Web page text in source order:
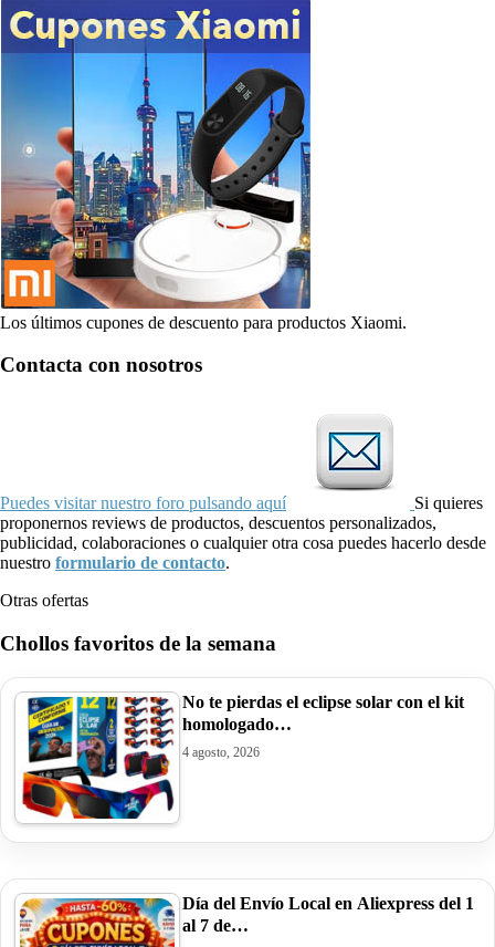
Los últimos cupones de descuento para productos Xiaomi.
Contacta con nosotros
Puedes visitar nuestro foro pulsando aquí
Si quieres
proponernos reviews de productos, descuentos personalizados,
publicidad, colaboraciones o cualquier otra cosa puedes hacerlo desde
nuestro formulario de contacto.
Otras ofertas
Chollos favoritos de la semana
No te pierdas el eclipse solar con el kit
homologado…
4 agosto, 2026
Día del Envío Local en Aliexpress del 1
al 7 de…